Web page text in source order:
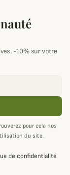
-10% sur votre
pour cela nos
du site.
de confidentialité